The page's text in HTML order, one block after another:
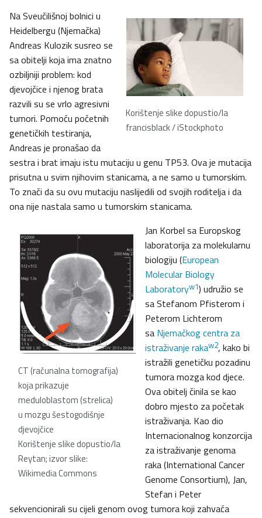
Korištenje slike dopustio/la
francisblack / iStockphoto
Na Sveučilišnoj bolnici u
Heidelbergu (Njemačka)
Andreas Kulozik susreo se
sa obitelji koja ima znatno
ozbiljniji problem: kod
djevojčice i njenog brata
razvili su se vrlo agresivni
tumori. Pomoću početnih
genetičkih testiranja,
Andreas je pronašao da
sestra i brat imaju istu mutaciju u genu TP53. Ova je mutacija
prisutna u svim njihovim stanicama, a ne samo u tumorskim.
To znači da su ovu mutaciju naslijedili od svojih roditelja i da
ona nije nastala samo u tumorskim stanicama.
CT (računalna tomografija)
koja prikazuje
meduloblastom (strelica)
u mozgu šestogodišnje
djevojčice
Korištenje slike dopustio/la
Reytan; izvor slike:
Wikimedia Commons
Jan Korbel sa Europskog
laboratorija za molekularnu
biologiju (European
Molecular Biology
Laboratoryw1) udružio se
sa Stefanom Pfisterom i
Peterom Lichterom
sa Njemačkog centra za
istraživanje rakaw2, kako bi
istražili genetičku pozadinu
tumora mozga kod djece.
Ova obitelj činila se kao
dobro mjesto za početak
istraživanja. Kao dio
Internacionalnog konzorcija
za istraživanje genoma
raka (International Cancer
Genome Consortium), Jan,
Stefan i Peter
sekvencionirali su cijeli genom ovog tumora koji zahvaća